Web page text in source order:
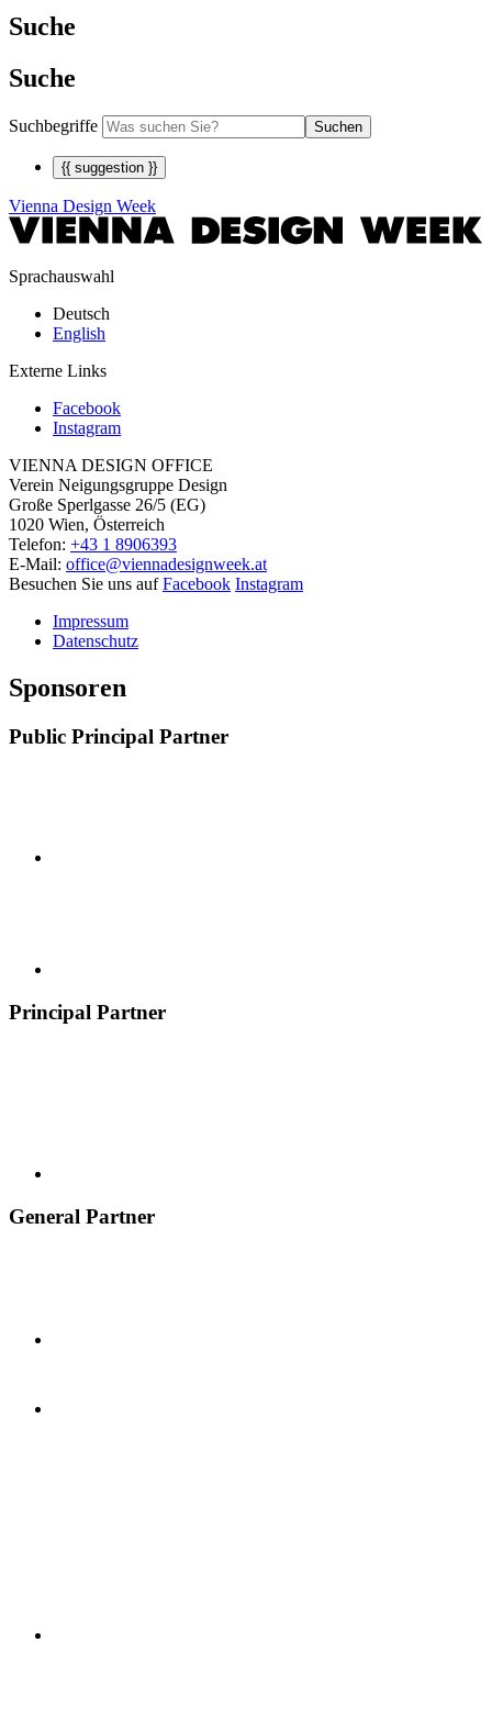
Suche
Suche
Suchbegriffe Suchen
{{ suggestion }}
Vienna Design Week
Sprachauswahl
Deutsch
English
Externe Links
Facebook
Instagram
VIENNA DESIGN OFFICE
Verein Neigungsgruppe Design
Große Sperlgasse 26/5 (EG)
1020 Wien, Österreich
Telefon: +43 1 8906393
E-Mail: office@viennadesignweek.at
Besuchen Sie uns aufFacebook Instagram
Impressum
Datenschutz
Sponsoren
Public Principal Partner
Principal Partner
General Partner